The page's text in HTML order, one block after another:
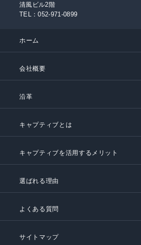
清風ビル2階
TEL：052-971-0899
ホーム
会社概要
沿革
キャプティブとは
キャプティブを活用するメリット
選ばれる理由
よくある質問
サイトマップ